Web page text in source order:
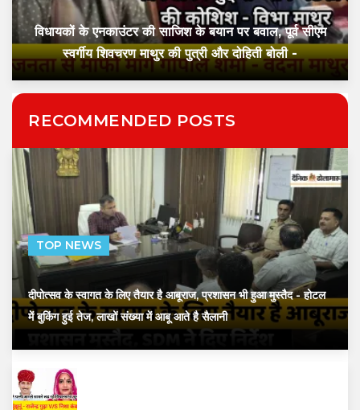
विधायकों के एनकाउंटर की साजिश के बयान पर बवाल, पूर्व सीएम
स्वर्गीय शिवचरण माथुर की पुत्री और दोहिती बोली -
RECOMMENDED POSTS
TOP NEWS
दीपोत्सव के स्वागत के लिए तैयार है आबूराज, प्रशासन भी हुआ मुस्तैद- होटल
में बुकिंग हुई तेज, लाखों संख्या में आबू आते है सैलानी